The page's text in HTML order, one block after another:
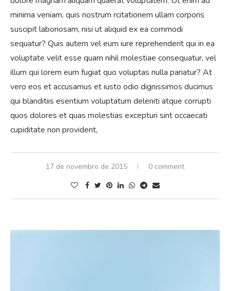
minima veniam, quis nostrum rcitationem ullam corporis
suscipit laboriosam, nisi ut aliquid ex ea commodi
sequatur? Quis autem vel eum iure reprehenderit qui in ea
voluptate velit esse quam nihil molestiae consequatur, vel
illum qui lorem eum fugiat quo voluptas nulla pariatur? At
vero eos et accusamus et iusto odio dignissimos ducimus
qui blanditiis esentium voluptatum deleniti atque corrupti
quos dolores et quas molestias excepturi sint occaecati
cupiditate non provident,
17 de novembro de 2015 0 comment